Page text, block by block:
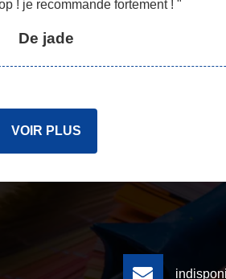
! je recommande fortement ! "
De jade
VOIR PLUS